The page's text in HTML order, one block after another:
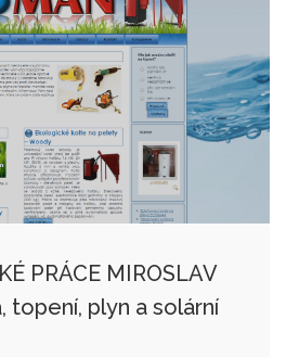
PRÁCE MIROSLAV
topení, plyn a solární